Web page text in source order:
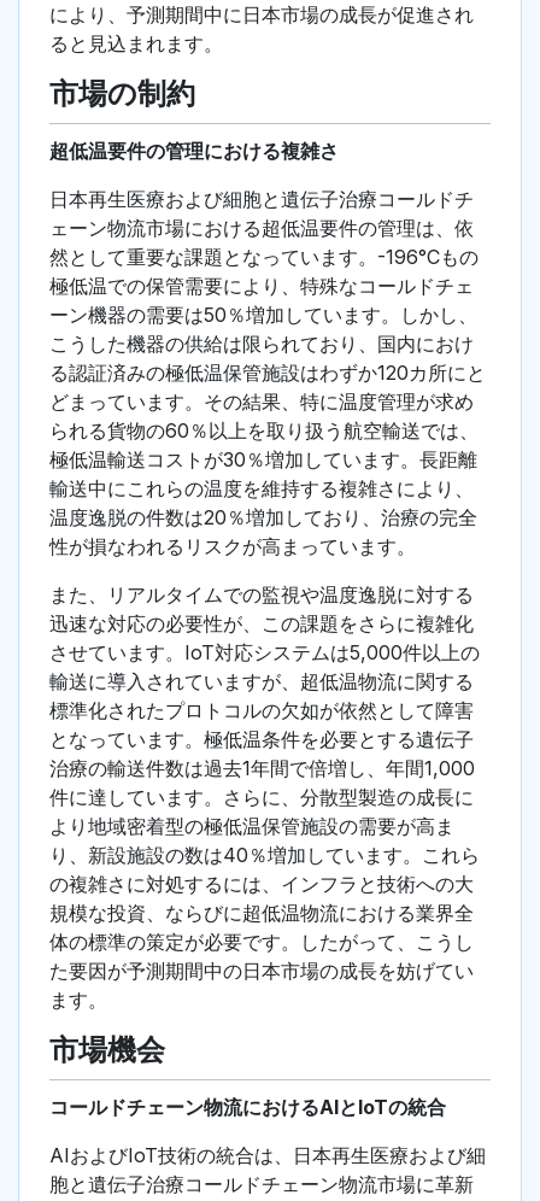
により、予測期間中に日本市場の成長が促進され
ると見込まれます。
市場の制約
超低温要件の管理における複雑さ
日本再生医療および細胞と遺伝子治療コールドチ
ェーン物流市場における超低温要件の管理は、依
然として重要な課題となっています。-196°Cもの
極低温での保管需要により、特殊なコールドチェ
ーン機器の需要は50％増加しています。しかし、
こうした機器の供給は限られており、国内におけ
る認証済みの極低温保管施設はわずか120カ所にと
どまっています。その結果、特に温度管理が求め
られる貨物の60％以上を取り扱う航空輸送では、
極低温輸送コストが30％増加しています。長距離
輸送中にこれらの温度を維持する複雑さにより、
温度逸脱の件数は20％増加しており、治療の完全
性が損なわれるリスクが高まっています。
また、リアルタイムでの監視や温度逸脱に対する
迅速な対応の必要性が、この課題をさらに複雑化
させています。IoT対応システムは5,000件以上の
輸送に導入されていますが、超低温物流に関する
標準化されたプロトコルの欠如が依然として障害
となっています。極低温条件を必要とする遺伝子
治療の輸送件数は過去1年間で倍増し、年間1,000
件に達しています。さらに、分散型製造の成長に
より地域密着型の極低温保管施設の需要が高ま
り、新設施設の数は40％増加しています。これら
の複雑さに対処するには、インフラと技術への大
規模な投資、ならびに超低温物流における業界全
体の標準の策定が必要です。したがって、こうし
た要因が予測期間中の日本市場の成長を妨げてい
ます。
市場機会
コールドチェーン物流におけるAIとIoTの統合
AIおよびIoT技術の統合は、日本再生医療および細
胞と遺伝子治療コールドチェーン物流市場に革新